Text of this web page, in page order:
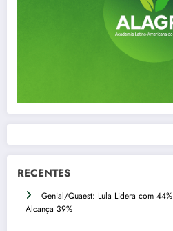
RECENTES
Genial/Quaest: Lula Lidera com
Alcança 39%